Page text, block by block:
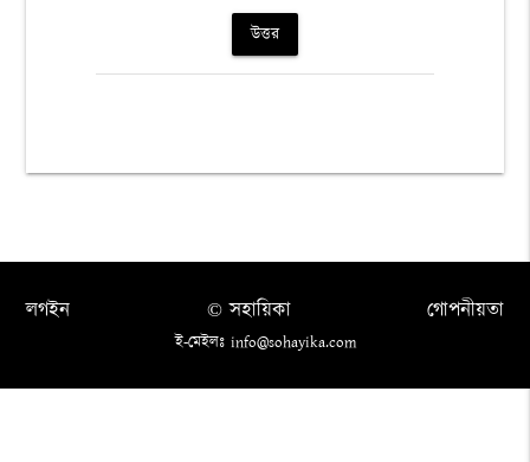
উত্তর
লগইন গোপনীয়তা
© সহায়িকা
ই-মেইলঃ info@sohayika.com